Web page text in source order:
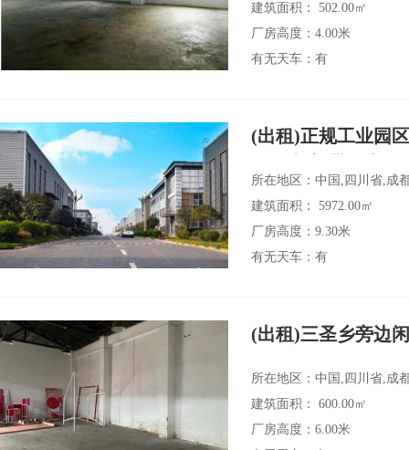
建筑面积： 502.00㎡
厂房高度：4.00米
有无天车：有
(出租)正规工业园
所在地区：中国,四川省,成
建筑面积： 5972.00㎡
厂房高度：9.30米
有无天车：有
(出租)三圣乡旁边
所在地区：中国,四川省,成
建筑面积： 600.00㎡
厂房高度：6.00米